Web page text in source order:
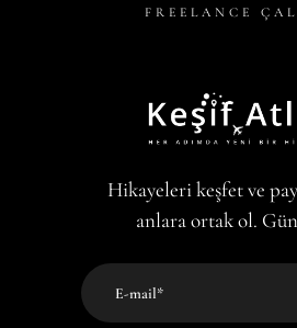
FREELANCE
Hikayeleri keşfet ve
anlara ortak ol.